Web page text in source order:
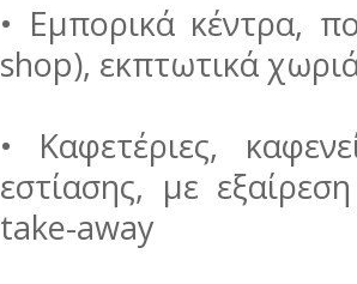
• Εμπορικά κέντρα,
shop), εκπτωτικά
• Καφετέριες,
εστίασης, με
take-away